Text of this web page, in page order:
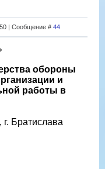
| Сообщение # 44
обороны
и
работы в
Братислава